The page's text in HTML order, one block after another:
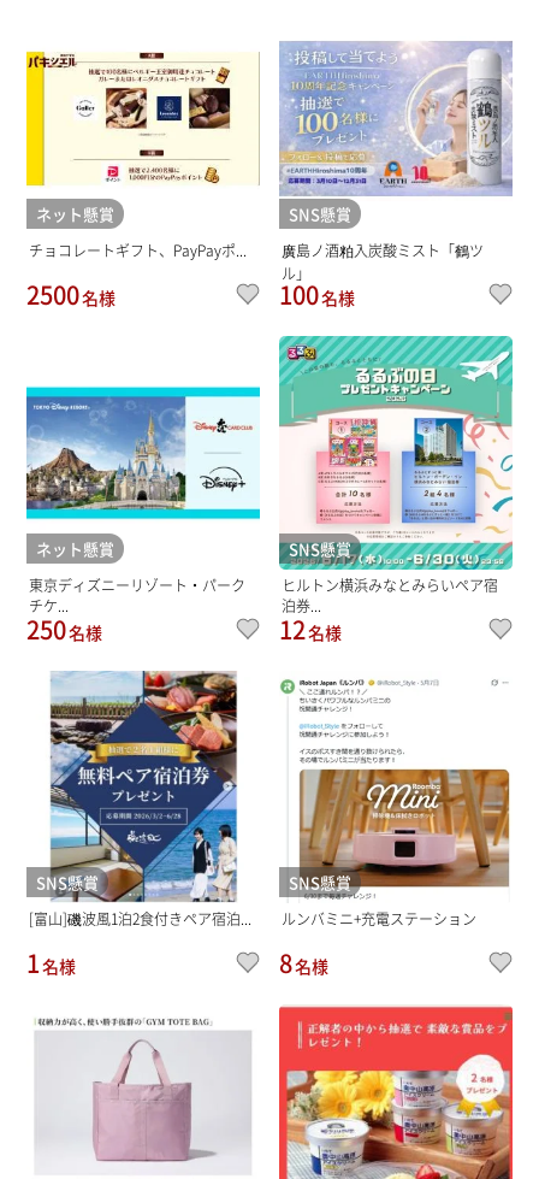
ネット懸賞
チョコレートギフト、PayPayポ...
2500名様
SNS懸賞
廣島ノ酒粕入炭酸ミスト「鶴ツ
ル」
100名様
ネット懸賞
東京ディズニーリゾート・パーク
チケ...
250名様
SNS懸賞
ヒルトン横浜みなとみらいペア宿
泊券...
12名様
SNS懸賞
[富山]磯波風1泊2食付きペア宿泊...
1名様
SNS懸賞
ルンバミニ+充電ステーション
8名様